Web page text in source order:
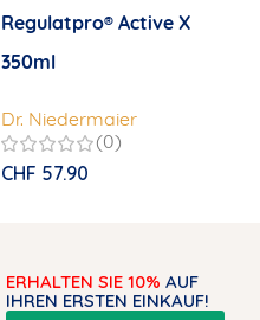
Regulatpro® Active X
350ml
Dr. Niedermaier
(0)
CHF 57.90
ERHALTEN SIE 10% AUF
IHREN ERSTEN EINKAUF!